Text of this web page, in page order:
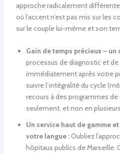
approche radicalement
où l’accent n’est pas mis sur les
sur le couple lui-même et son
Gain de temps précieux –
processus de diagnostic et
immédiatement après votre
suivre l’intégralité du cycle
recours à des programmes
seulement, et non en
Un service haut de gamme
votre langue :Oubliez
hôpitaux publics de Marseille.